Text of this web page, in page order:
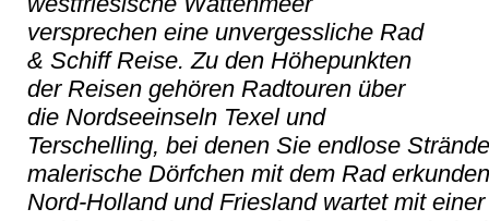
versprechen eine unvergessliche Rad
& Schiff Reise. Zu den Höhepunkten
der Reisen gehören Radtouren über
die Nordseeinseln Texel und
Terschelling, bei denen Sie endlose
malerische Dörfchen mit dem Rad
Nord-Holland und Friesland wartet mit